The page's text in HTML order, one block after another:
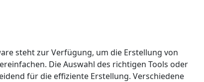
steht zur Verfügung, um die Erstellung von
Die Auswahl des richtigen Tools oder
für die effiziente Erstellung. Verschiedene